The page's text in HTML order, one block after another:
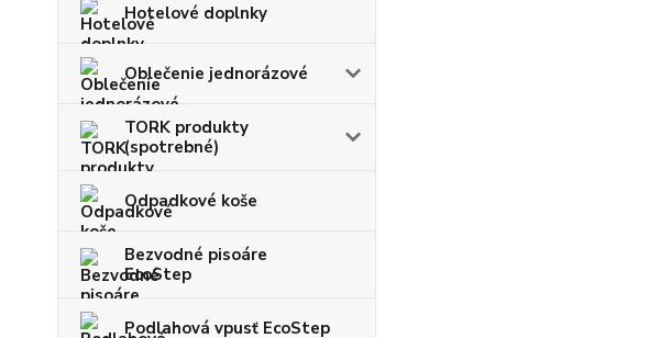
Hotelové doplnky
Oblečenie jednorázové
TORK produkty
(spotrebné)
Odpadkové koše
Bezvodné pisoáre
EcoStep
Podlahová vpusť EcoStep